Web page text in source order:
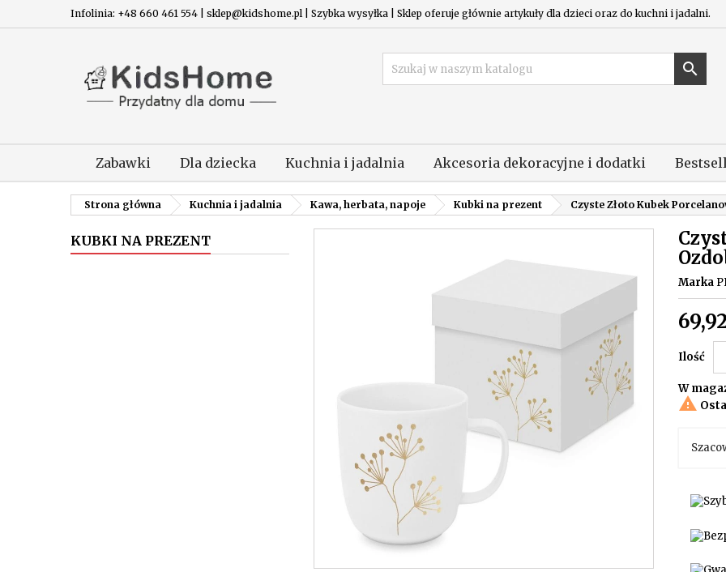
Infolinia: +48 660 461 554 | sklep@kidshome.pl | Szybka wysyłka | Sklep oferuje głównie artykuły dla dzieci oraz do kuchni i jadalni.

Zabawki Dla dziecka Kuchnia i jadalnia Akcesoria dekoracyjne i dodatki
Strona główna Kuchnia i jadalnia Kawa, herbata, napoje Kubki na prezent Czyste Złoto Kubek
KUBKI NA PREZENT
Marka
Ilość
W
